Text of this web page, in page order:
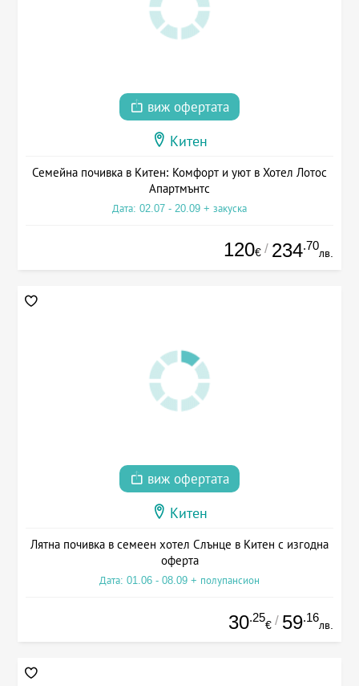
виж офертата
Китен
Семейна почивка в Китен: Комфорт и уют в Хотел Лотос
Апартмънтс
Дата: 02.07 - 20.09 + закуска
120€ / 234.70
лв.
виж офертата
Китен
Лятна почивка в семеен хотел Слънце в Китен с изгодна
оферта
Дата: 01.06 - 08.09 + полупансион
30.25
€ / 59.16
лв.